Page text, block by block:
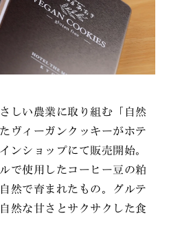
しい農業に取り組む「自然
ヴィーガンクッキーがホテ
ンショップにて販売開始。
で使用したコーヒー豆の粕
然で育まれたもの。グルテ
然な甘さとサクサクした食